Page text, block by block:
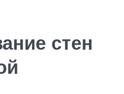
стен